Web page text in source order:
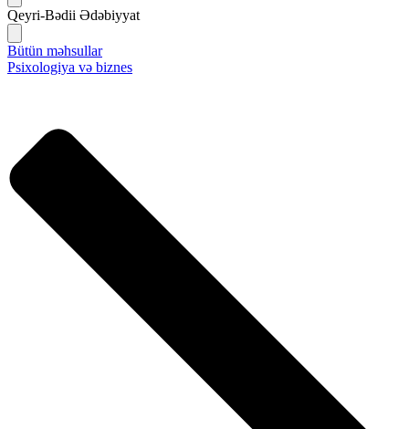
Qeyri-Bədii Ədəbiyyat
Bütün məhsullar
Psixologiya və biznes